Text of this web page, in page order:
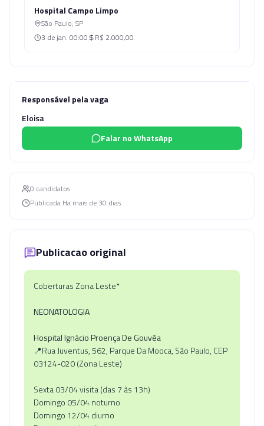
Hospital Campo Limpo
São Paulo, SP
3 de jan. 00:00 R$ 2.000,00
Responsável pela vaga
Eloisa
Falar no WhatsApp
0 candidatos
Publicada Ha mais de 30 dias
Publicacao original
Coberturas Zona Leste*
NEONATOLOGIA
Hospital Ignácio Proença De Gouvêa
📍Rua Juventus, 562, Parque Da Mooca, São Paulo, CEP
03124-020 (Zona Leste)
Sexta 03/04 visita (das 7 às 13h)
Domingo 05/04 noturno
Domingo 12/04 diurno